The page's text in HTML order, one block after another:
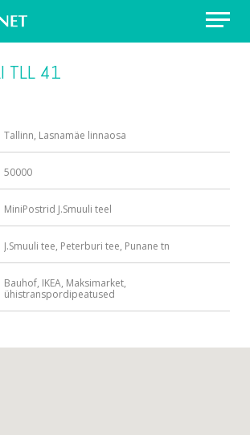
värvikirevad prügikastid
Valimisteks
Vaata asukohti
Küsi pakkumist
TLL 41
Tallinn, Lasnamäe linnaosa
50000
MiniPostrid J.Smuuli teel
J.Smuuli tee, Peterburi tee, Punane tn
Bauhof, IKEA, Maksimarket,
ühistranspordipeatused